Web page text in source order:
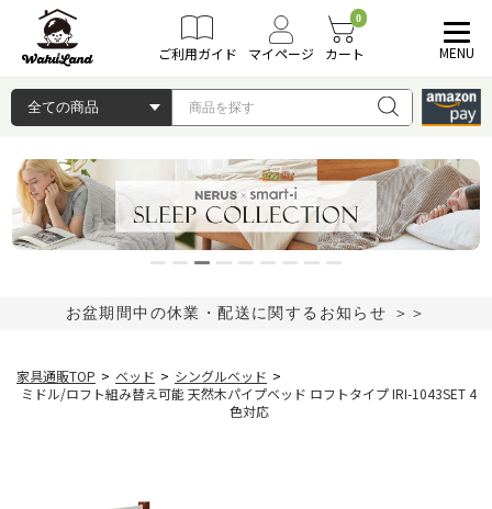
ご利用ガイド マイページ
0
カート MENU
お盆期間中の休業・配送に関するお知らせ ＞＞
家具通販TOP > ベッド > シングルベッド >
ミドル/ロフト組み替え可能 天然木パイプベッド ロフトタイプ IRI-1043SET 4
色対応